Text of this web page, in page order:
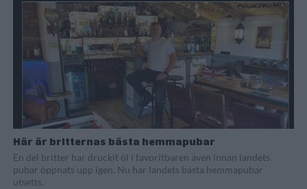
Här är britternas bästa hemmapubar
En del britter har druckit öl i favoritbaren även innan landets
pubar öppnats upp igen. Nu har landets bästa hemmapubar
utsetts.